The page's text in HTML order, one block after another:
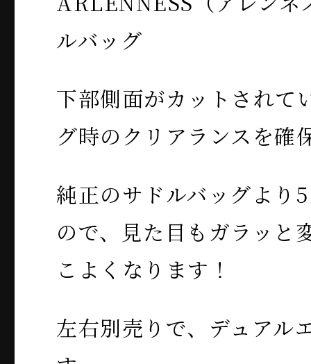
ルバッグ
下部側面がカットされて
グ時のクリアランスを確
純正のサドルバッグより
ので、見た目もガラッと
こよくなります！
左右別売りで、デュアル